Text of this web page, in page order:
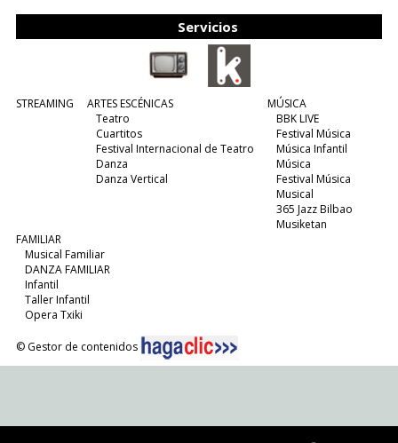
Servicios
STREAMING
ARTES ESCÉNICAS
Teatro
Cuartitos
Festival Internacional de Teatro
Danza
Danza Vertical
MÚSICA
BBK LIVE
Festival Música
Música Infantil
Música
Festival Música
Musical
365 Jazz Bilbao
Musiketan
FAMILIAR
Musical Familiar
DANZA FAMILIAR
Infantil
Taller Infantil
Opera Txiki
© Gestor de contenidos